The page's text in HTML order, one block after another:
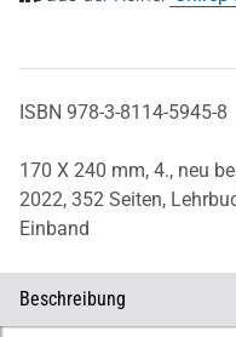
ISBN 978-3-8114-5945-8
170 X 240 mm, 4., neu
2022, 352 Seiten,
Einband
Beschreibung